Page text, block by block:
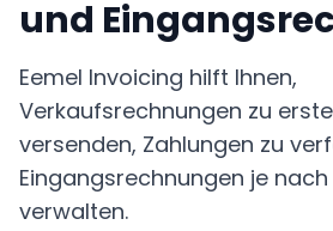
und
Eemel Invoicing hilft Ihnen,
Verkaufsrechnungen zu
versenden, Zahlungen zu
Eingangsrechnungen je nach
verwalten.